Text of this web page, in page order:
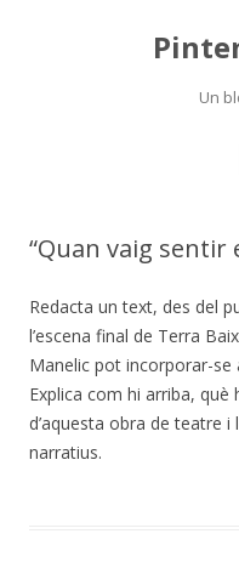
Un
“Quan vaig sentir
Redacta un text, des del
l’escena final de Terra
Manelic pot incorporar-se
Explica com hi arriba, què
d’aquesta obra de teatre
narratius.